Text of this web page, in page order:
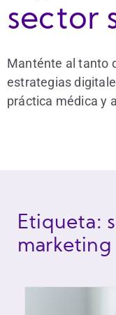
sector
Manténte al tanto
estrategias
práctica médica y
Etiqueta:
marketing